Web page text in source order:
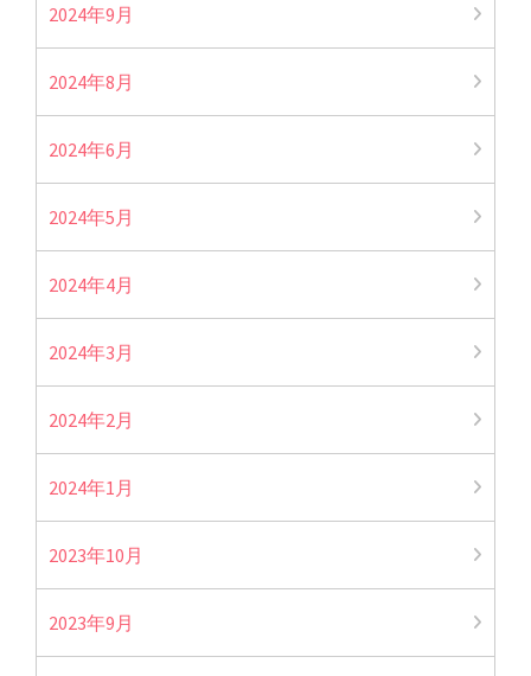
2024年9月
2024年8月
2024年6月
2024年5月
2024年4月
2024年3月
2024年2月
2024年1月
2023年10月
2023年9月